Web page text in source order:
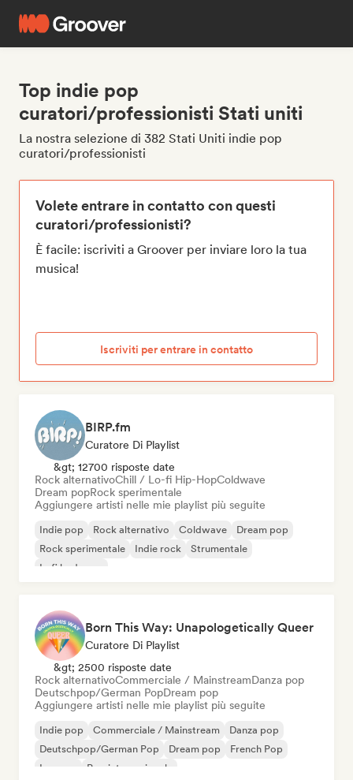
Top indie pop
curatori/professionisti Stati uniti
La nostra selezione di 382 Stati Uniti indie pop
curatori/professionisti
Volete entrare in contatto con questi
curatori/professionisti?
È facile: iscriviti a Groover per inviare loro la tua
musica!
Iscriviti per entrare in contatto
BIRP.fm
Curatore Di Playlist
&gt; 12700 risposte date
Rock alternativoChill / Lo-fi Hip-HopColdwave
Dream popRock sperimentale
Aggiungere artisti nelle mie playlist più seguite
Indie pop Rock alternativo Coldwave
Dream pop
Rock sperimentale
Indie rock
Strumentale
Lofi bedroom
Born This Way: Unapologetically Queer
Curatore Di Playlist
&gt; 2500 risposte date
Rock alternativoCommerciale / MainstreamDanza pop
Deutschpop/German PopDream pop
Aggiungere artisti nelle mie playlist più seguite
Indie pop Commerciale / Mainstream
Danza pop
Deutschpop/German Pop
Dream pop
French Pop
Iperpop
Pop internazionale